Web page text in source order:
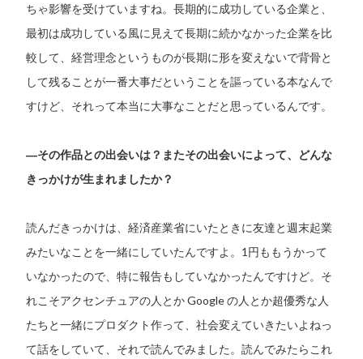
ちゃ影響を受けていますね。長期的に成功している企業と、
最初は成功している風に見えて長期に続かなかった企業を比
較して、経営理念というものが長期に形を変えないで背骨と
して残ることが一番大事だということを謳っている本なんで
すけど、それって本当に大事なことだと思っているんです。
―その作品との出会いは？またその出会いによって、どんな
きっかけが生まれましたか？
読んだきっかけは、経済産業省にいたときに友達と週末起業
みたいなことを一緒にしていたんですよ。1円ももうかって
いなかったので、特に報告もしていなかったんですけど。そ
れこそアクセンチュアの人とか Google の人とか超優秀な人
たちと一緒にプロダクト作って、社会変えていきたいよねっ
て話をしていて、それで読んでみました。読んでみたらこれ